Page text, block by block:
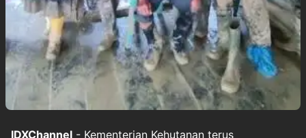
IDXChannel - Kementerian Kehutanan terus